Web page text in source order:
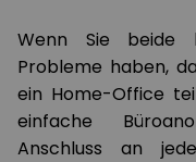
Wenn Sie beide
Probleme haben,
ein Home-Office
einfache
Anschluss an